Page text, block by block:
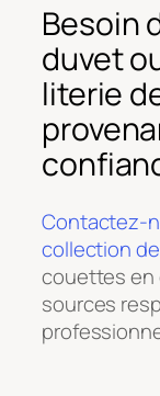
Besoin
duvet
literie
Contactez-
collection
couettes en
sources